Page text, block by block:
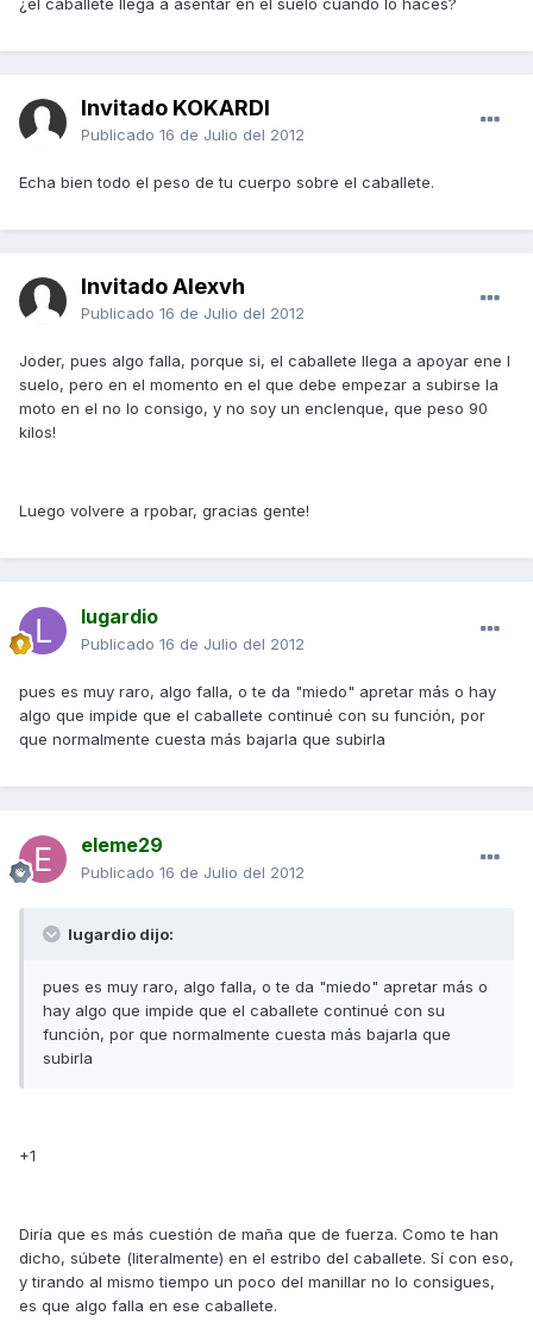
¿el caballete llega a asentar en el suelo cuando lo haces?
Invitado KOKARDI
Publicado 16 de Julio del 2012
Echa bien todo el peso de tu cuerpo sobre el caballete.
Invitado Alexvh
Publicado 16 de Julio del 2012
Joder, pues algo falla, porque si, el caballete llega a apoyar ene l
suelo, pero en el momento en el que debe empezar a subirse la
moto en el no lo consigo, y no soy un enclenque, que peso 90
kilos!
Luego volvere a rpobar, gracias gente!
lugardio
Publicado 16 de Julio del 2012
pues es muy raro, algo falla, o te da "miedo" apretar más o hay
algo que impide que el caballete continué con su función, por
que normalmente cuesta más bajarla que subirla
eleme29
Publicado 16 de Julio del 2012
lugardio dijo:
pues es muy raro, algo falla, o te da "miedo" apretar más o
hay algo que impide que el caballete continué con su
función, por que normalmente cuesta más bajarla que
subirla
+1
Diría que es más cuestión de maña que de fuerza. Como te han
dicho, súbete (literalmente) en el estribo del caballete. Sí con eso,
y tirando al mismo tiempo un poco del manillar no lo consigues,
es que algo falla en ese caballete.